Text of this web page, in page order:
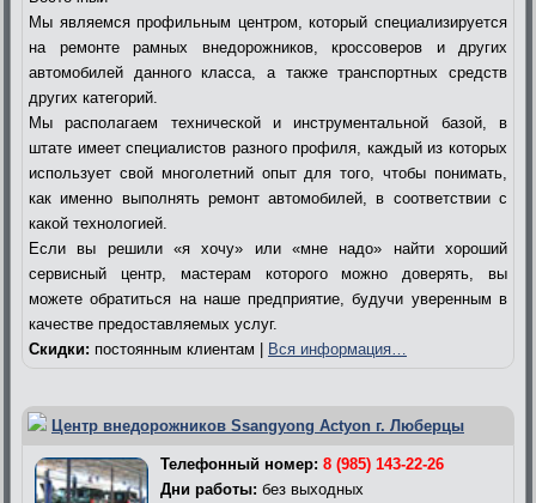
Мы являемся профильным центром, который специализируется
на ремонте рамных внедорожников, кроссоверов и других
автомобилей данного класса, а также транспортных средств
других категорий.
Мы располагаем технической и инструментальной базой, в
штате имеет специалистов разного профиля, каждый из которых
использует свой многолетний опыт для того, чтобы понимать,
как именно выполнять ремонт автомобилей, в соответствии с
какой технологией.
Если вы решили «я хочу» или «мне надо» найти хороший
сервисный центр, мастерам которого можно доверять, вы
можете обратиться на наше предприятие, будучи уверенным в
качестве предоставляемых услуг.
Скидки: постоянным клиентам | Вся информация…
Центр внедорожников Ssangyong Actyon г. Люберцы
Телефонный номер: 8 (985) 143-22-26
Дни работы: без выходных